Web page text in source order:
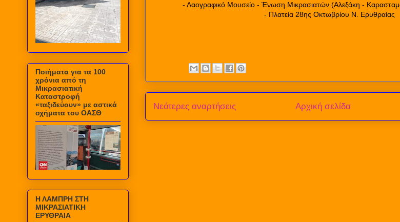
- Λαογραφικό Μουσείο - Ένωση Μικρασιατών (Αλεξάκη -
- Πλατεία 28ης Οκτωβρίου Ν. Ερυθραίας
Νεότερες αναρτήσεις Αρχική σελίδα
Ποιήματα για τα 100
χρόνια από τη
Μικρασιατική
Καταστροφή
«ταξιδεύουν» με αστικά
οχήματα του ΟΑΣΘ
Η ΛΑΜΠΡΗ ΣΤΗ
ΜΙΚΡΑΣΙΑΤΙΚΗ
ΕΡΥΘΡΑΙΑ